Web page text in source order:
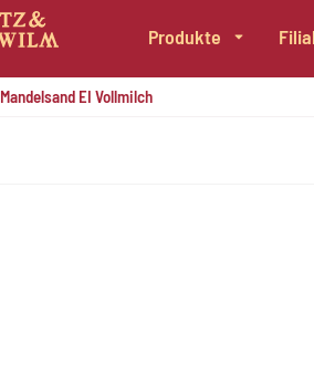
Produkte
Mandelsand EI Vollmilch